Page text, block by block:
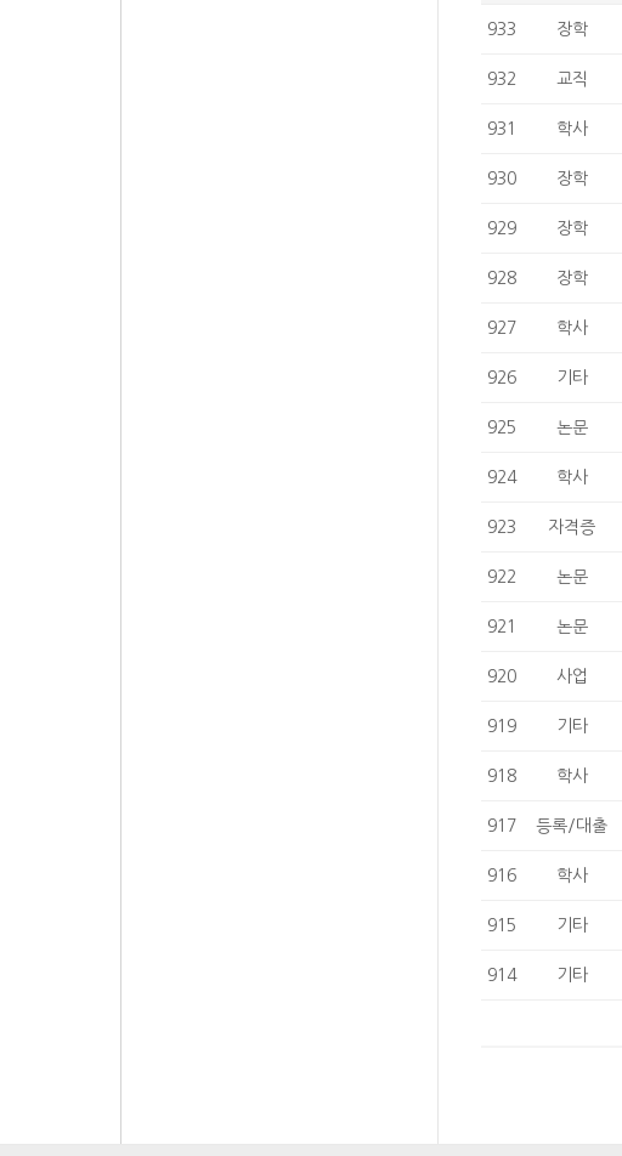
933 장학
932 교직
931 학사
930 장학
929 장학
928 장학
927 학사
926 기타
925 논문
924 학사
923 자격증
922 논문
921 논문
920 사업
919 기타
918 학사
917 등록/대출
916 학사
915 기타
914 기타